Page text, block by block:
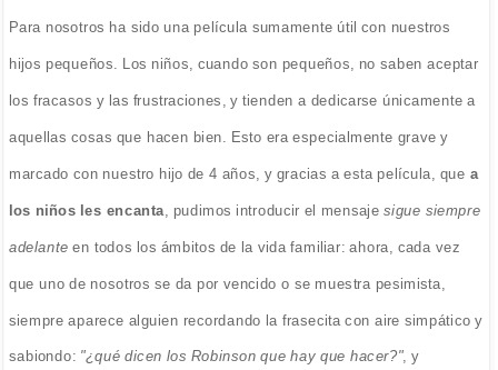
Para nosotros ha sido una película sumamente útil con nuestros
hijos pequeños. Los niños, cuando son pequeños, no saben aceptar
los fracasos y las frustraciones, y tienden a dedicarse únicamente a
aquellas cosas que hacen bien. Esto era especialmente grave y
marcado con nuestro hijo de 4 años, y gracias a esta película, que a
los niños les encanta , pudimos introducir el mensajesigue siempre
adelante en todos los ámbitos de la vida familiar: ahora, cada vez
que uno de nosotros se da por vencido o se muestra pesimista,
siempre aparece alguien recordando la frasecita con aire simpático y
sabiondo: "¿qué dicen los Robinson que hay que hacer?", y